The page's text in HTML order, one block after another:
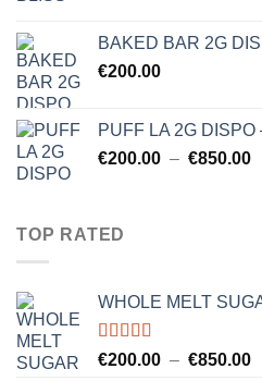
BAKED BAR 2G
€200.00
PUFF LA 2G
€200.00 – €850.00
TOP RATED
WHOLE MELT
Note5.00
€200.00 – €850.00